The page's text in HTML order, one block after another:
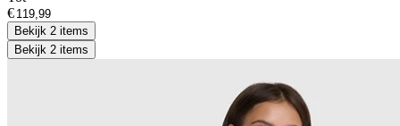
€
Bekijk 2 items
Bekijk 2 items